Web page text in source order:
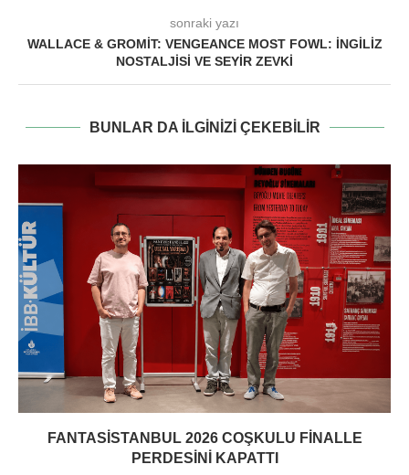
sonraki yazı
WALLACE & GROMIT: VENGEANCE MOST FOWL: İNGILIZ
NOSTALJISI VE SEYIR ZEVKI
BUNLAR DA ILGINIZI ÇEKEBILIR
FANTASISTANBUL 2026 COŞKULU FINALLE
PERDESINI KAPATTI